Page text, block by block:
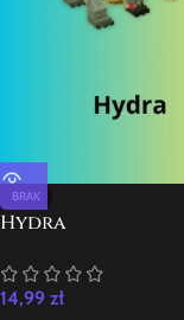
BRAK
Hydra
14,99 zł